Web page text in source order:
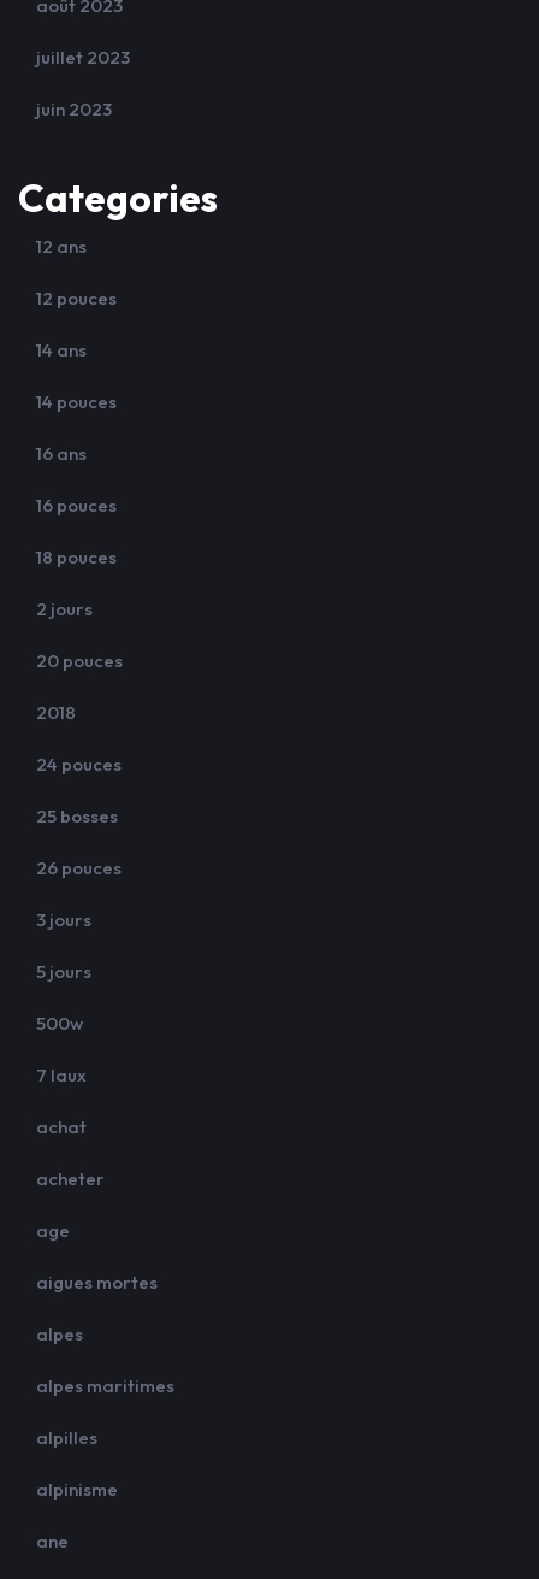
août 2023
juillet 2023
juin 2023
Categories
12 ans
12 pouces
14 ans
14 pouces
16 ans
16 pouces
18 pouces
2 jours
20 pouces
2018
24 pouces
25 bosses
26 pouces
3 jours
5 jours
500w
7 laux
achat
acheter
age
aigues mortes
alpes
alpes maritimes
alpilles
alpinisme
ane